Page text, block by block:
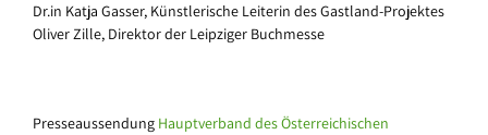
Dr.in Katja Gasser, Künstlerische Leiterin des Gastland-Projektes
Oliver Zille, Direktor der Leipziger Buchmesse
Presseaussendung Hauptverband des Österreichischen